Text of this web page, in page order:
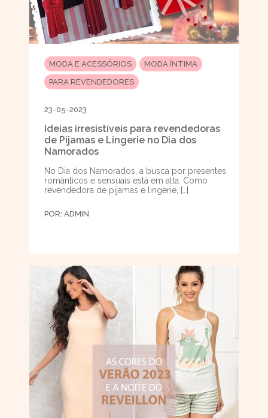
MODA E ACESSÓRIOS
MODA ÍNTIMA
PARA REVENDEDORES
23-05-2023
Ideias irresistíveis para revendedoras
de Pijamas e Lingerie no Dia dos
Namorados
No Dia dos Namorados, a busca por presentes
românticos e sensuais está em alta. Como
revendedora de pijamas e lingerie, […]
POR: ADMIN